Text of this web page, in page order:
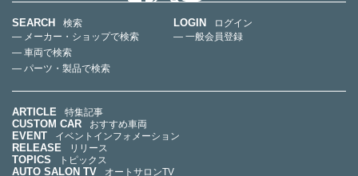
SEARCH
検索
— メーカー・ショップで検索
— 車両で検索
— パーツ・製品で検索
LOGIN
ログイン
— 一般会員登録
ARTICLE 特集記事
CUSTOM CAR おすすめ車両
EVENT イベントインフォメーション
RELEASE リリース
TOPICS トピックス
AUTO SALON TV オートサロンTV